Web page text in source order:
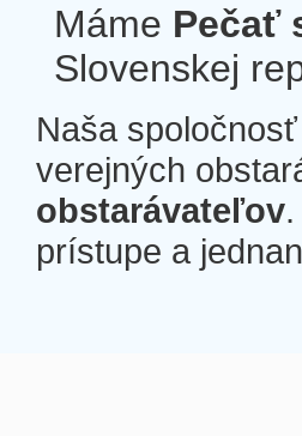
Máme Pečať
Slovenskej
Naša
verejných
obstarávateľov
prístupe a